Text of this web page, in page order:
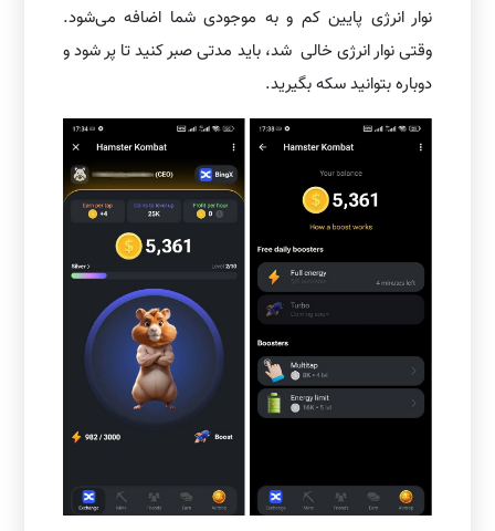
نوار انرژی پایین کم و به موجودی شما اضافه می‌شود.
وقتی نوار انرژی خالی شد، باید مدتی صبر کنید تا پر شود و
دوباره بتوانید سکه بگیرید.